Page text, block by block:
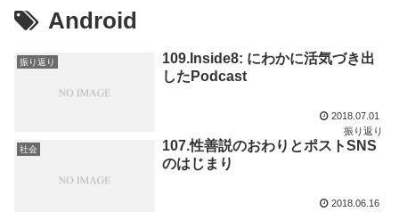
Android
振り返り
109.Inside8: にわかに活気づき出
したPodcast
2018.07.01
振り返り
社会
107.性善説のおわりとポストSNS
のはじまり
2018.06.16